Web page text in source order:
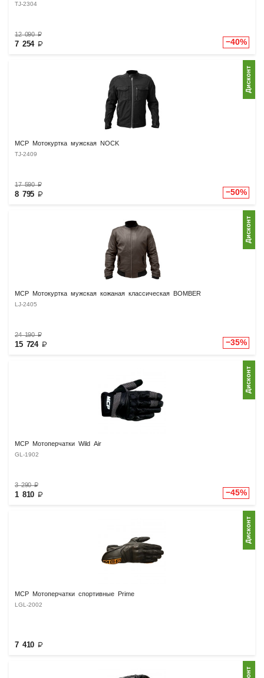
TJ-2304
12 090₽
7 254 ₽ −40%
MCP Мотокуртка мужская NOCK
TJ-2409
17 590₽
8 795 ₽ −50%
Дисконт
MCP Мотокуртка мужская кожаная классическая BOMBER
LJ-2405
24 190₽
15 724 ₽ −35%
Дисконт
MCP Мотоперчатки Wild Air
GL-1902
3 290₽
1 810 ₽ −45%
Дисконт
MCP Мотоперчатки спортивные Prime
LGL-2002
7 410 ₽
Дисконт